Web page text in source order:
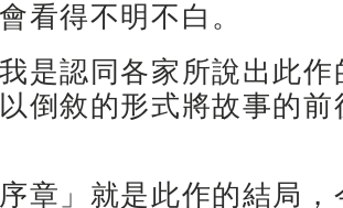
看得不明不白。
是認同各家所說出此
倒敘的形式將故事的
序章」就是此作的結局